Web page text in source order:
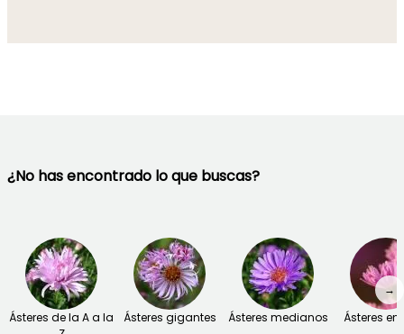
¿No has encontrado lo que buscas?
Ásteres de la A a la
Ásteres gigantes Ásteres medianos Ásteres
→